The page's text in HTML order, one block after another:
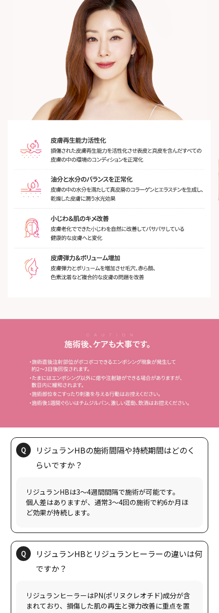
リジュランHBの施術間隔や持続期間はどのく
リジュランHBは3〜4週間間隔で施術が可能です。
個人差はありますが、通常3〜4回の施術で約6か月ほ
リジュランHBとリジュランヒーラーの違いは何
リジュランヒーラーはPN(ポリヌクレオチド)成分が含
まれており、損傷した肌の再生と弾力改善に重点を置